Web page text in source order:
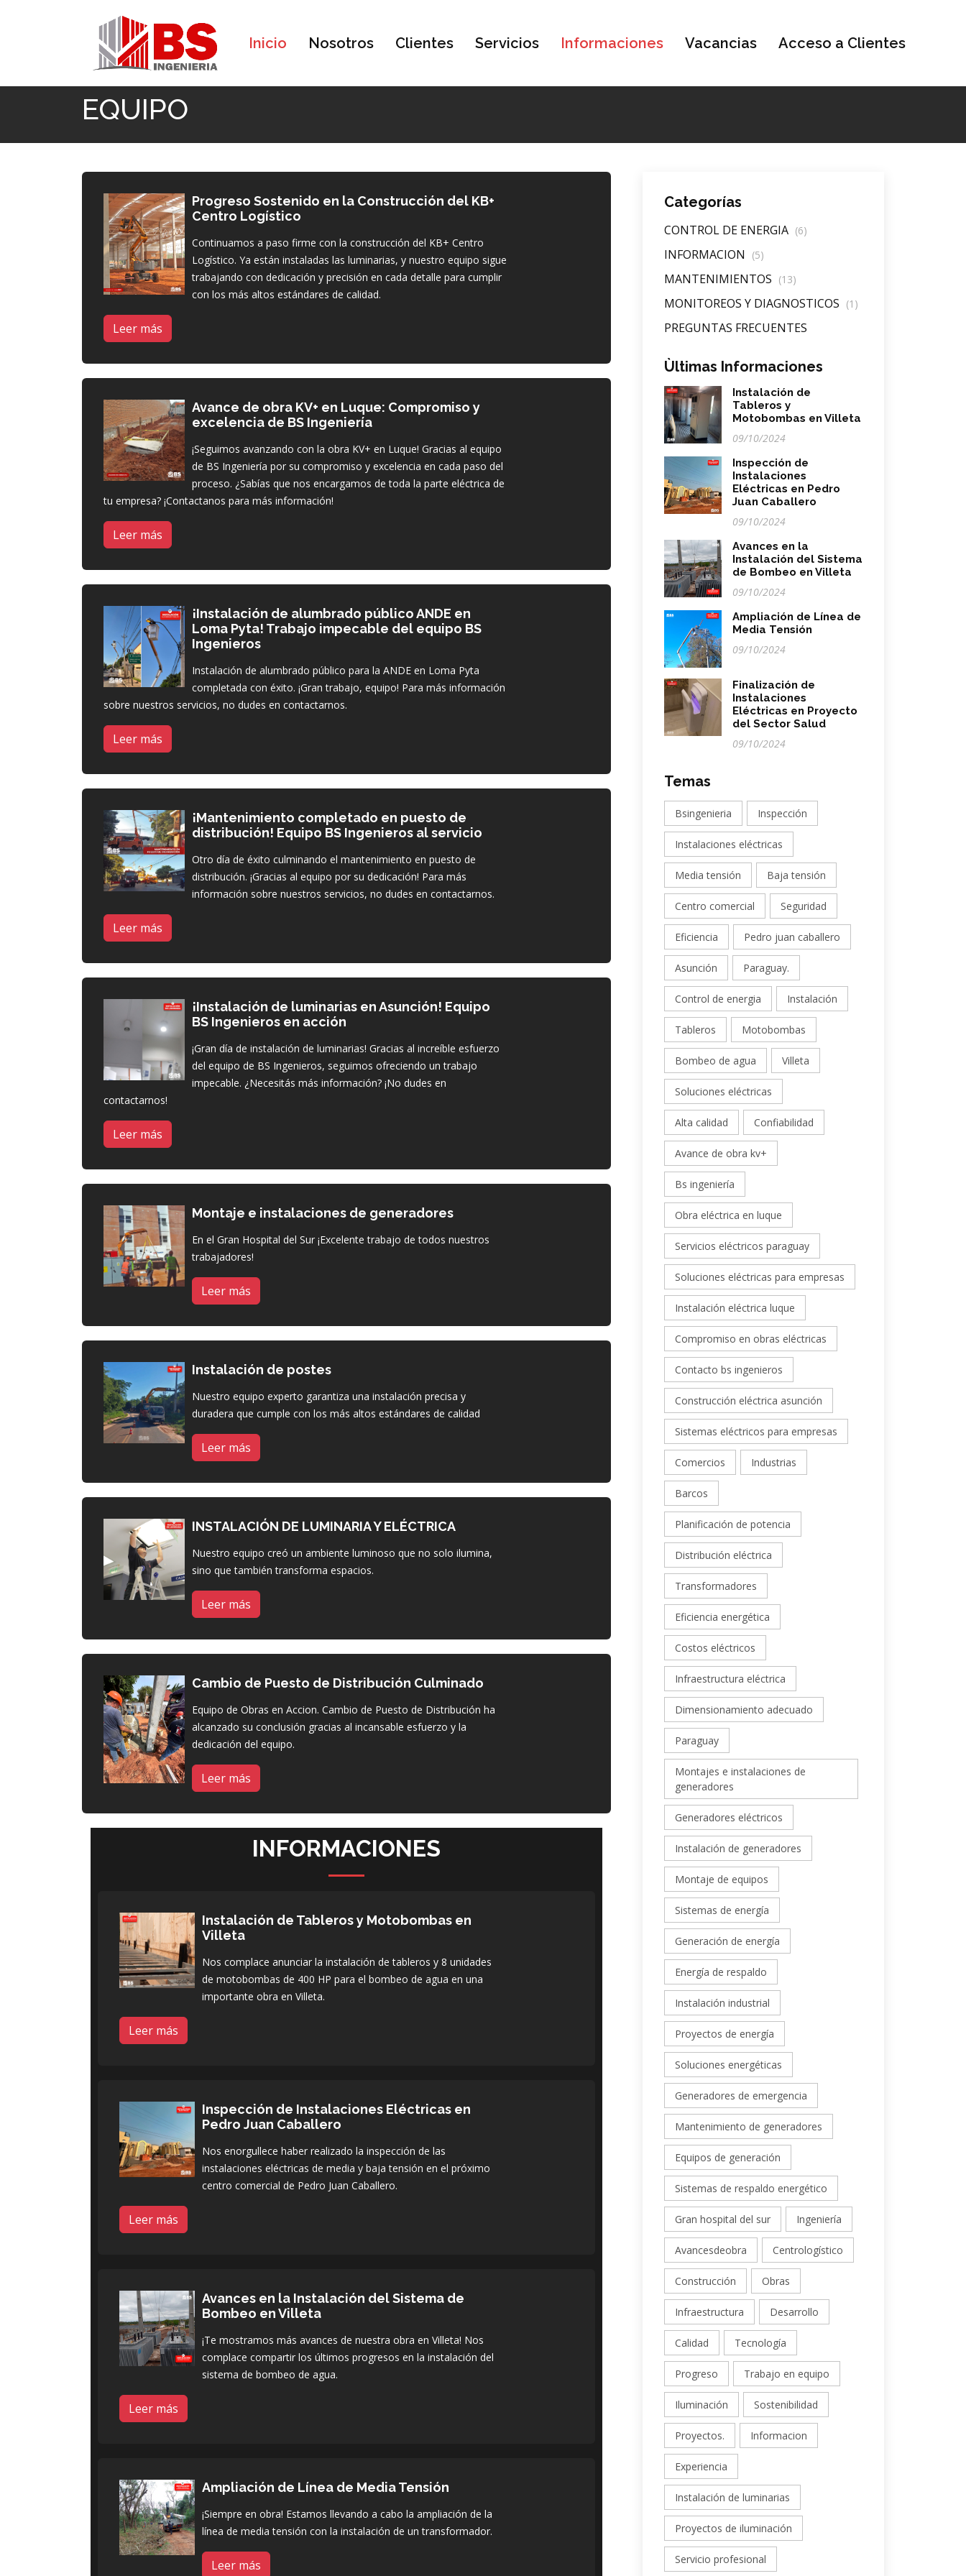
Inicio Nosotros Clientes Servicios Informaciones Vacancias Acceso a Clientes
EQUIPO
Progreso Sostenido en la Construcción del KB+
Centro Logístico
Continuamos a paso firme con la construcción del KB+ Centro
Logístico. Ya están instaladas las luminarias, y nuestro equipo sigue
trabajando con dedicación y precisión en cada detalle para cumplir
con los más altos estándares de calidad.
Leer más
Avance de obra KV+ en Luque: Compromiso y
excelencia de BS Ingeniería
¡Seguimos avanzando con la obra KV+ en Luque! Gracias al equipo
de BS Ingeniería por su compromiso y excelencia en cada paso del
proceso. ¿Sabías que nos encargamos de toda la parte eléctrica de
tu empresa? ¡Contactanos para más información!
Leer más
¡Instalación de alumbrado público ANDE en
Loma Pyta! Trabajo impecable del equipo BS
Ingenieros
Instalación de alumbrado público para la ANDE en Loma Pyta
completada con éxito. ¡Gran trabajo, equipo! Para más información
sobre nuestros servicios, no dudes en contactarnos.
Leer más
¡Mantenimiento completado en puesto de
distribución! Equipo BS Ingenieros al servicio
Otro día de éxito culminando el mantenimiento en puesto de
distribución. ¡Gracias al equipo por su dedicación! Para más
información sobre nuestros servicios, no dudes en contactarnos.
Leer más
¡Instalación de luminarias en Asunción! Equipo
BS Ingenieros en acción
¡Gran día de instalación de luminarias! Gracias al increíble esfuerzo
del equipo de BS Ingenieros, seguimos ofreciendo un trabajo
impecable. ¿Necesitás más información? ¡No dudes en
contactarnos!
Leer más
Montaje e instalaciones de generadores
En el Gran Hospital del Sur ¡Excelente trabajo de todos nuestros
trabajadores!
Leer más
Instalación de postes
Nuestro equipo experto garantiza una instalación precisa y
duradera que cumple con los más altos estándares de calidad
Leer más
INSTALACIÓN DE LUMINARIA Y ELÉCTRICA
Nuestro equipo creó un ambiente luminoso que no solo ilumina,
sino que también transforma espacios.
Leer más
Cambio de Puesto de Distribución Culminado
Equipo de Obras en Accion. Cambio de Puesto de Distribución ha
alcanzado su conclusión gracias al incansable esfuerzo y la
dedicación del equipo.
Leer más
INFORMACIONES
Instalación de Tableros y Motobombas en
Villeta
Nos complace anunciar la instalación de tableros y 8 unidades
de motobombas de 400 HP para el bombeo de agua en una
importante obra en Villeta.
Leer más
Inspección de Instalaciones Eléctricas en
Pedro Juan Caballero
Nos enorgullece haber realizado la inspección de las
instalaciones eléctricas de media y baja tensión en el próximo
centro comercial de Pedro Juan Caballero.
Leer más
Avances en la Instalación del Sistema de
Bombeo en Villeta
¡Te mostramos más avances de nuestra obra en Villeta! Nos
complace compartir los últimos progresos en la instalación del
sistema de bombeo de agua.
Leer más
Ampliación de Línea de Media Tensión
¡Siempre en obra! Estamos llevando a cabo la ampliación de la
línea de media tensión con la instalación de un transformador.
Leer más
Categorías
CONTROL DE ENERGIA (6)
INFORMACION (5)
MANTENIMIENTOS (13)
MONITOREOS Y DIAGNOSTICOS (1)
PREGUNTAS FRECUENTES
Ùltimas Informaciones
Instalación de
Tableros y
Motobombas en Villeta
09/10/2024
Inspección de
Instalaciones
Eléctricas en Pedro
Juan Caballero
09/10/2024
Avances en la
Instalación del Sistema
de Bombeo en Villeta
09/10/2024
Ampliación de Línea de
Media Tensión
09/10/2024
Finalización de
Instalaciones
Eléctricas en Proyecto
del Sector Salud
09/10/2024
Temas
Bsingenieria Inspección
Instalaciones eléctricas
Media tensión Baja tensión
Centro comercial Seguridad
Eficiencia Pedro juan caballero
Asunción Paraguay.
Control de energia Instalación
Tableros Motobombas
Bombeo de agua Villeta
Soluciones eléctricas
Alta calidad Confiabilidad
Avance de obra kv+
Bs ingeniería
Obra eléctrica en luque
Servicios eléctricos paraguay
Soluciones eléctricas para empresas
Instalación eléctrica luque
Compromiso en obras eléctricas
Contacto bs ingenieros
Construcción eléctrica asunción
Sistemas eléctricos para empresas
Comercios Industrias
Barcos
Planificación de potencia
Distribución eléctrica
Transformadores
Eficiencia energética
Costos eléctricos
Infraestructura eléctrica
Dimensionamiento adecuado
Paraguay
Montajes e instalaciones de
generadores
Generadores eléctricos
Instalación de generadores
Montaje de equipos
Sistemas de energía
Generación de energía
Energía de respaldo
Instalación industrial
Proyectos de energía
Soluciones energéticas
Generadores de emergencia
Mantenimiento de generadores
Equipos de generación
Sistemas de respaldo energético
Gran hospital del sur Ingeniería
Avancesdeobra Centrologístico
Construcción Obras
Infraestructura Desarrollo
Calidad Tecnología
Progreso Trabajo en equipo
Iluminación Sostenibilidad
Proyectos. Informacion
Experiencia
Instalación de luminarias
Proyectos de iluminación
Servicio profesional